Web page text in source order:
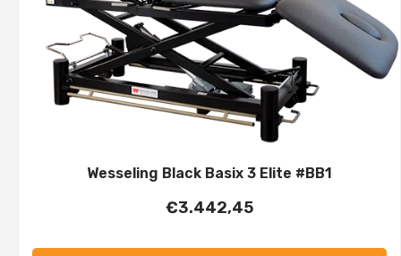
Wesseling Black Basix 3 Elite #BB1
€3.442,45